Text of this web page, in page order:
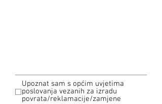
Upoznat sam s općim uvjetima
poslovanja vezanih za izradu
povrata/reklamacije/zamjene